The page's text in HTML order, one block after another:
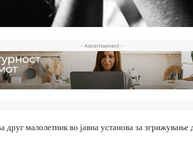
- Advertisement -
друг малолетник во јавна установа за згрижување